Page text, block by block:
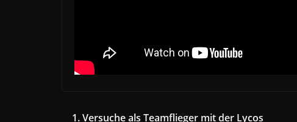
1. Versuche als Teamflieger mit der Lycos